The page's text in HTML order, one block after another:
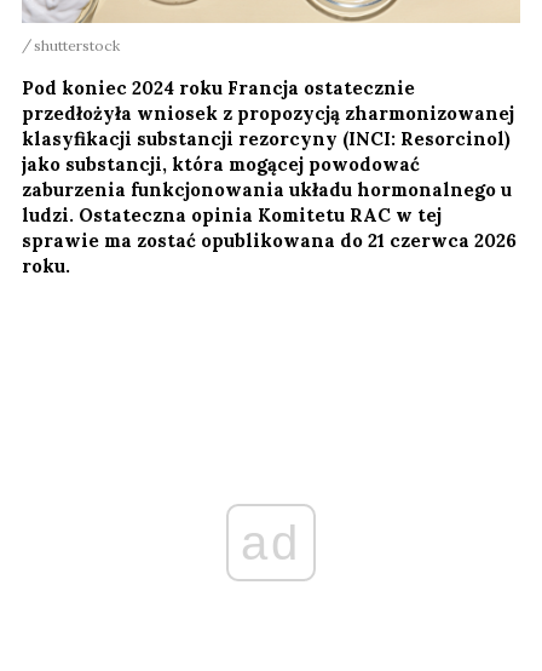
shutterstock
Pod koniec 2024 roku Francja ostatecznie
przedłożyła wniosek z propozycją zharmonizowanej
klasyfikacji substancji rezorcyny (INCI: Resorcinol)
jako substancji, która mogącej powodować
zaburzenia funkcjonowania układu hormonalnego u
ludzi. Ostateczna opinia Komitetu RAC w tej
sprawie ma zostać opublikowana do 21 czerwca 2026
roku.
ad